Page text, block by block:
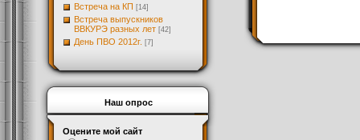
Встреча на КП [14]
Встреча выпускников
ВВКУРЭ разных лет [42]
День ПВО 2012г. [7]
Наш опрос
Оцените мой сайт